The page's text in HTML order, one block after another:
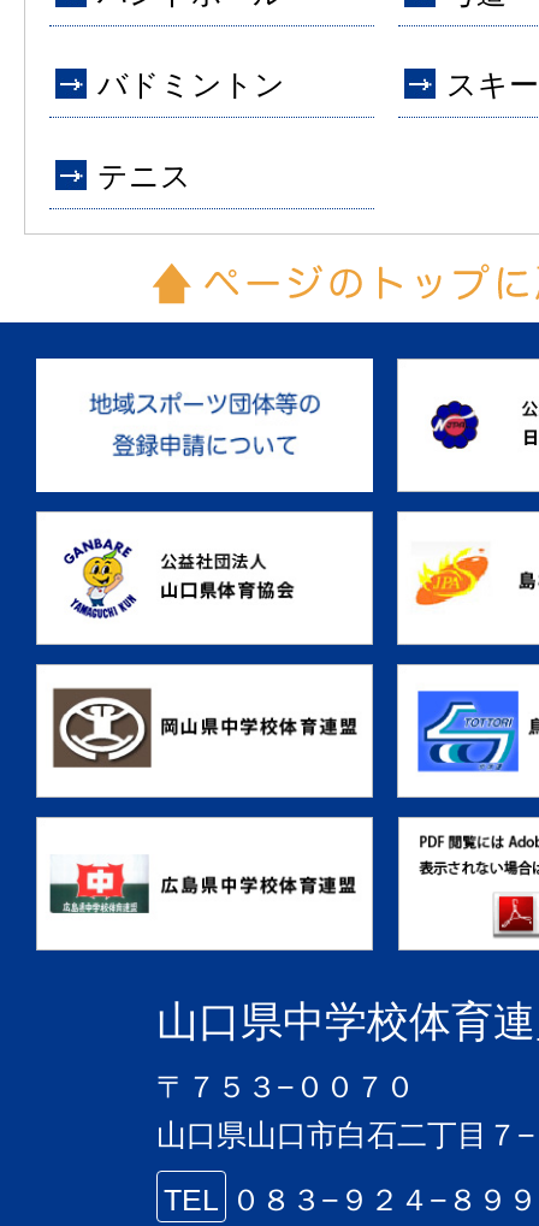
バドミントン スキー
テニス
山口県中学校体育
〒７５３−００７０
山口県山口市白石二丁目７
TEL
０８３−９２４−８９